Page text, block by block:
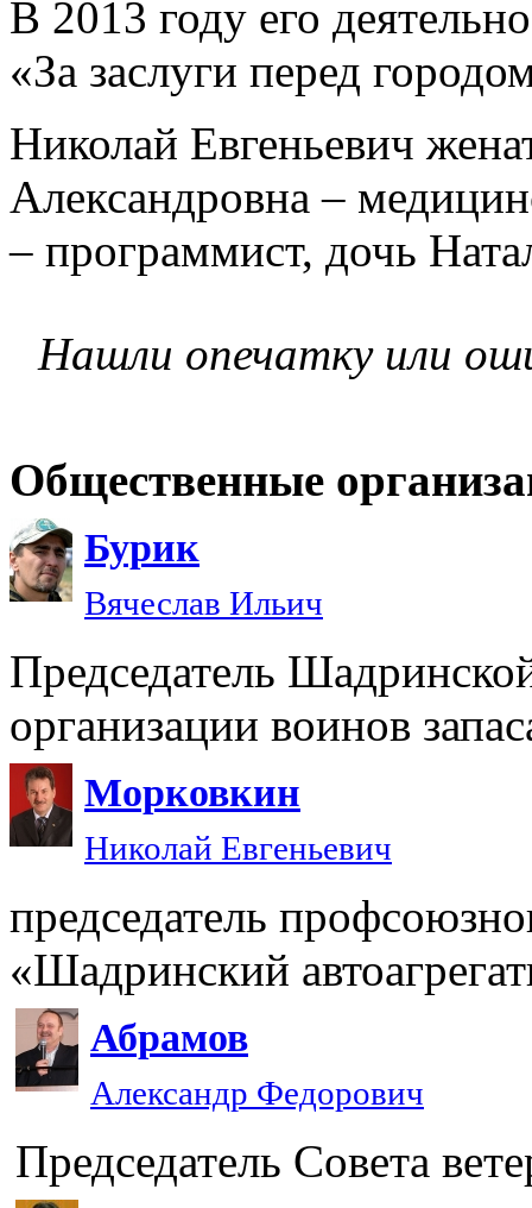
В 2013 году его
«За заслуги перед
Николай Евгеньевич
Александровна –
– программист, дочь
Нашли опечатку или
Общественные
Бурик
Вячеслав Ильич
Председатель
организации воинов
Морковкин
Николай Евгеньевич
председатель
«Шадринский
Абрамов
Александр Федорович
Председатель Совета